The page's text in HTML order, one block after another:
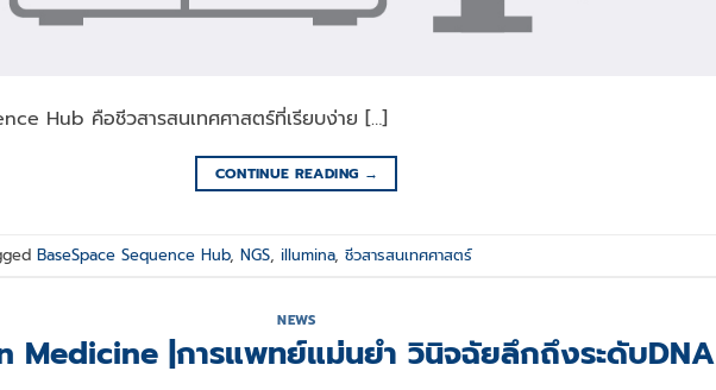
Hub คือชีวสารสนเทศศาสตร์ที่เรียบง่าย […]
CONTINUE READING →
BaseSpace Sequence Hub, NGS, illumina, ชีวสารสนเทศศาสตร์
NEWS
Medicine |การแพทย์แม่นยำ วินิจฉัยลึกถึงระดับDNA